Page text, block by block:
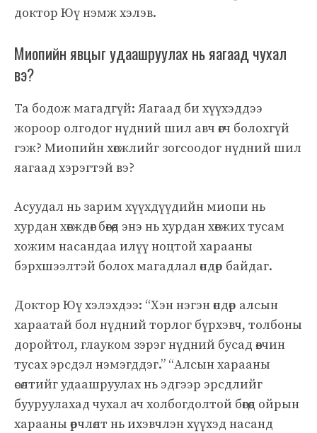
доктор Юү нэмж хэлэв.
Миопийн явцыг удаашруулах нь яагаад чухал
вэ?
Та бодож магадгүй: Яагаад би хүүхэддээ
жороор олгодог нүдний шил авч өгч болохгүй
гэж? Миопийн хөгжлийг зогсоодог нүдний шил
яагаад хэрэгтэй вэ?
Асуудал нь зарим хүүхдүүдийн миопи нь
хурдан хөгждөг бөгөөд энэ нь хурдан хөгжих тусам
хожим насандаа илүү ноцтой харааны
бэрхшээлтэй болох магадлал өндөр байдаг.
Доктор Юү хэлэхдээ: “Хэн нэгэн өндөр алсын
хараатай бол нүдний торлог бүрхэвч, толбоны
доройтол, глауком зэрэг нүдний бусад өвчин
тусах эрсдэл нэмэгддэг.” “Алсын харааны
өсөлтийг удаашруулах нь эдгээр эрсдлийг
бууруулахад чухал ач холбогдолтой бөгөөд ойрын
харааны өөрчлөлт нь ихэвчлэн хүүхэд насанд